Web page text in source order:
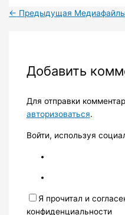
← Предыдущая
Добавить
Для отправки
авторизоваться.
Войти, используя
Я прочитал и
конфиденциальности